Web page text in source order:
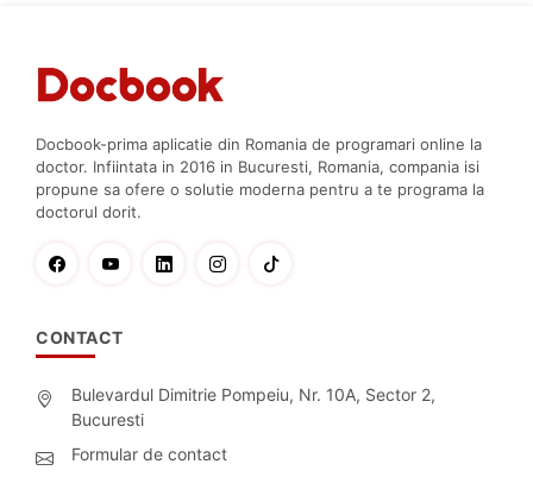
Docbook-prima aplicatie din Romania de programari online la
doctor. Infiintata in 2016 in Bucuresti, Romania, compania isi
propune sa ofere o solutie moderna pentru a te programa la
doctorul dorit.
CONTACT
Bulevardul Dimitrie Pompeiu, Nr. 10A, Sector 2,
Bucuresti
Formular de contact